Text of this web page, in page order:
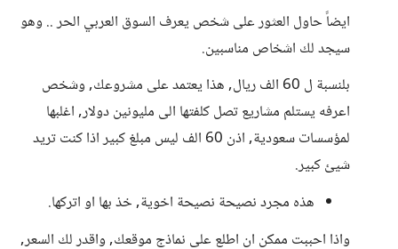
ايضاً حاول العثور على شخص يعرف السوق العربي الحر .. وهو
سيجد لك اشخاص مناسبين.
بلنسبة ل 60 الف ريال, هذا يعتمد على مشروعك, وشخص
اعرفه يستلم مشاريع تصل كلفتها الى مليونين دولار, اغلبها
لمؤسسات سعودية, اذن 60 الف ليس مبلغ كبير اذا كنت تريد
شيئ كبير.
هذه مجرد نصيحة نصيحة اخوية, خذ بها او اتركها.
واذا احببت ممكن ان اطلع على نماذج موقعك, واقدر لك السعر,